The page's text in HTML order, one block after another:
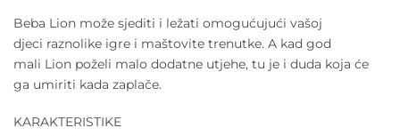
Beba Lion može sjediti i ležati omogućujući vašoj
djeci raznolike igre i maštovite trenutke. A kad god
mali Lion poželi malo dodatne utjehe, tu je i duda koja će
ga umiriti kada zaplače.
KARAKTERISTIKE